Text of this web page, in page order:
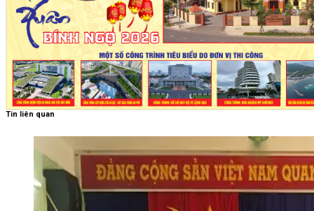
Tin liên quan